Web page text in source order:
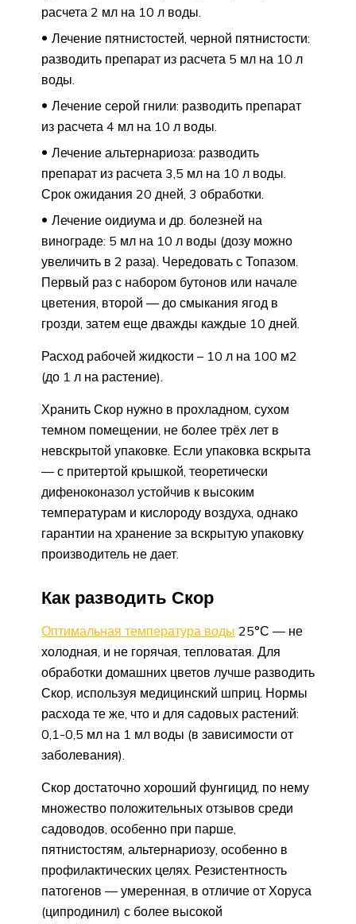
расчета 2 мл на 10 л воды.
Лечение пятнистостей, черной пятнистости:
разводить препарат из расчета 5 мл на 10 л
воды.
Лечение серой гнили: разводить препарат
из расчета 4 мл на 10 л воды.
Лечение альтернариоза: разводить
препарат из расчета 3,5 мл на 10 л воды.
Срок ожидания 20 дней, 3 обработки.
Лечение оидиума и др. болезней на
винограде: 5 мл на 10 л воды (дозу можно
увеличить в 2 раза). Чередовать с Топазом.
Первый раз с набором бутонов или начале
цветения, второй — до смыкания ягод в
грозди, затем еще дважды каждые 10 дней.
Расход рабочей жидкости – 10 л на 100 м2
(до 1 л на растение).
Хранить Скор нужно в прохладном, сухом
темном помещении, не более трёх лет в
невскрытой упаковке. Если упаковка вскрыта
— с притертой крышкой, теоретически
дифеноконазол устойчив к высоким
температурам и кислороду воздуха, однако
гарантии на хранение за вскрытую упаковку
производитель не дает.
Как разводить Скор
Оптимальная температура воды 25°С — не
холодная, и не горячая, тепловатая. Для
обработки домашних цветов лучше разводить
Скор, используя медицинский шприц. Нормы
расхода те же, что и для садовых растений:
0,1-0,5 мл на 1 мл воды (в зависимости от
заболевания).
Скор достаточно хороший фунгицид, по нему
множество положительных отзывов среди
садоводов, особенно при парше,
пятнистостям, альтернариозу, особенно в
профилактических целях. Резистентность
патогенов — умеренная, в отличие от Хоруса
(ципродинил) с более высокой